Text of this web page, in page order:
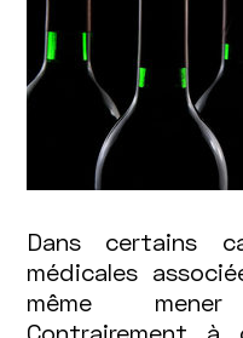
Dans certains
médicales
même
Contrairement à